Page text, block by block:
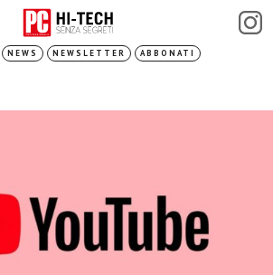
NEWS NEWSLETTER ABBONATI